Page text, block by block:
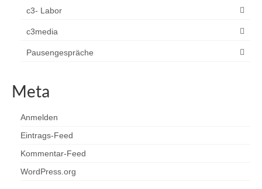
c3- Labor
c3media
Pausengespräche
Meta
Anmelden
Eintrags-Feed
Kommentar-Feed
WordPress.org